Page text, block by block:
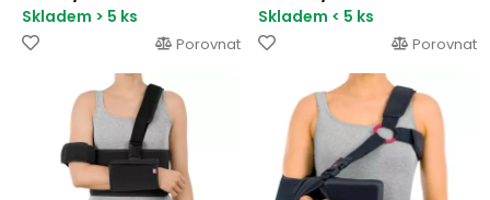
Skladem > 5 ks
Porovnat
Skladem < 5 ks
Porovnat